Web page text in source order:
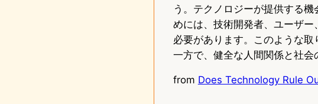
う。テクノロジーが提供する
めには、技術開発者、ユーザ
必要があります。このような
一方で、健全な人間関係と社会
from Does Technology Rule